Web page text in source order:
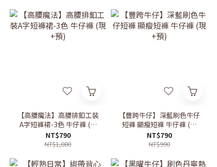
【高腰魔法】高腰排釦工裝
A字短褲裙-3色 牛仔褲 (現
+預)
NT$790
NT$1,080
【豐跨牛仔】深藍刷色牛仔
短褲 顯瘦短褲 牛仔褲 (現
+預)
NT$790
NT$990